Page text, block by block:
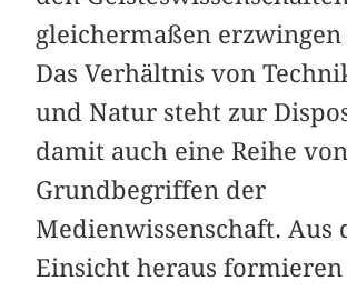
gleichermaßen erzwingen
Das Verhältnis von
und Natur steht zur
damit auch eine Reihe von
Grundbegriffen der
Medienwissenschaft. Aus
Einsicht heraus formieren